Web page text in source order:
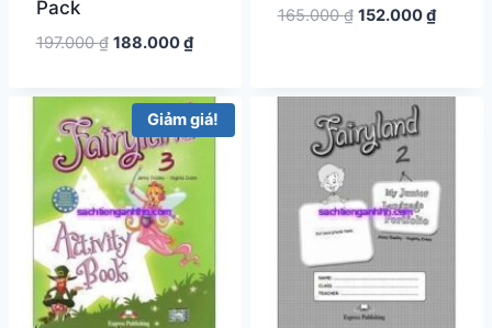
Pack
197.000₫ Giá
là:
197.000 ₫.
188.000₫Giá
tại
là:
188.000 ₫.
165.000₫ Giá
152.000₫Giá
Giảm giá!